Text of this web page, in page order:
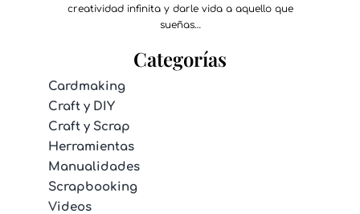
creatividad infinita y darle vida a aquello que
sueñas…
Categorías
Cardmaking
Craft y DIY
Craft y Scrap
Herramientas
Manualidades
Scrapbooking
Videos